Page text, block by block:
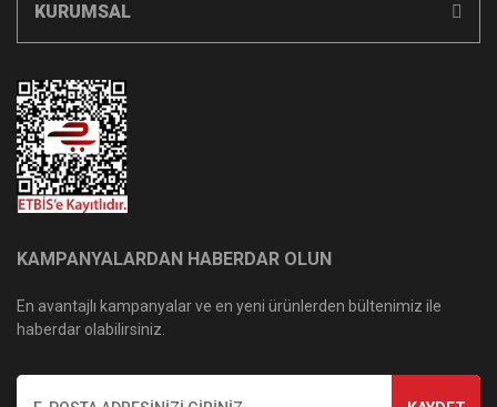
KURUMSAL
KAMPANYALARDAN HABERDAR OLUN
En avantajlı kampanyalar ve en yeni ürünlerden bültenimiz ile
haberdar olabilirsiniz.